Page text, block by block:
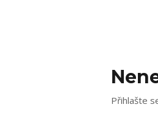
Přihlašte